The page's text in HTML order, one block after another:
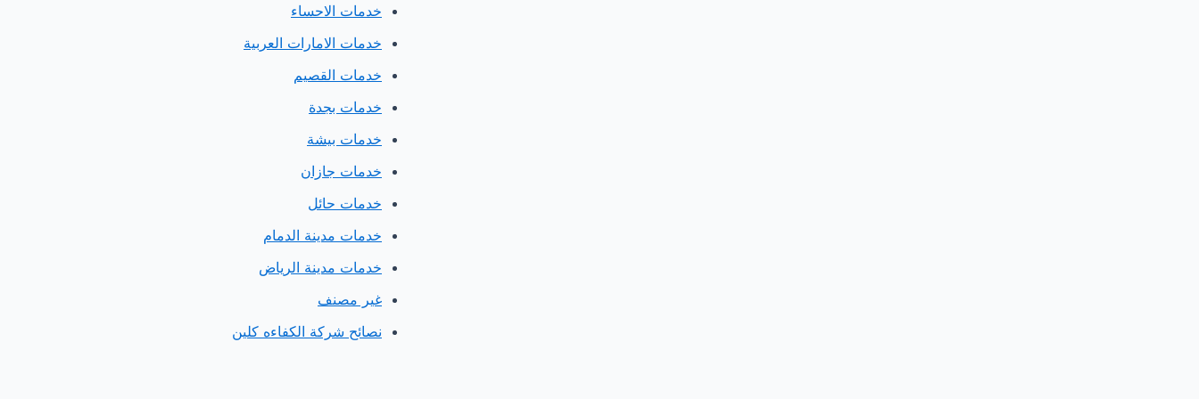
خدمات الاحساء
خدمات الامارات العربية
خدمات القصيم
خدمات بجدة
خدمات بيشة
خدمات جازان
خدمات حائل
خدمات مدينة الدمام
خدمات مدينة الرياض
غير مصنف
نصائح شركة الكفاءه كلين